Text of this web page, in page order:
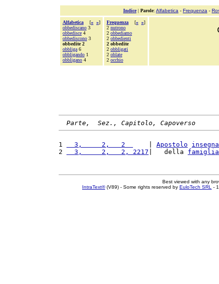
Indice| Parole: Alfabetica - Frequenza -
Alfabetica [« »]
obbediscano 3
obbedisce 4
obbediscono 3
obbedite 2
obbliga 6
obbligando 1
obbligano 4
Frequenza [« »]
2 nutrono
2 obbediamo
2 obbedienti
2 obbedite
2 obbligati
2 oblate
2 occhio
Parte,  Sez., Capitolo, Capoverso
1
  3,     2,   2
Apostolo
insegna
2
  3,     2,   2, 2217
|   della famiglia
Best viewed with any
IntraText®(V89) - Some rights reserved by EuloTech SRL -